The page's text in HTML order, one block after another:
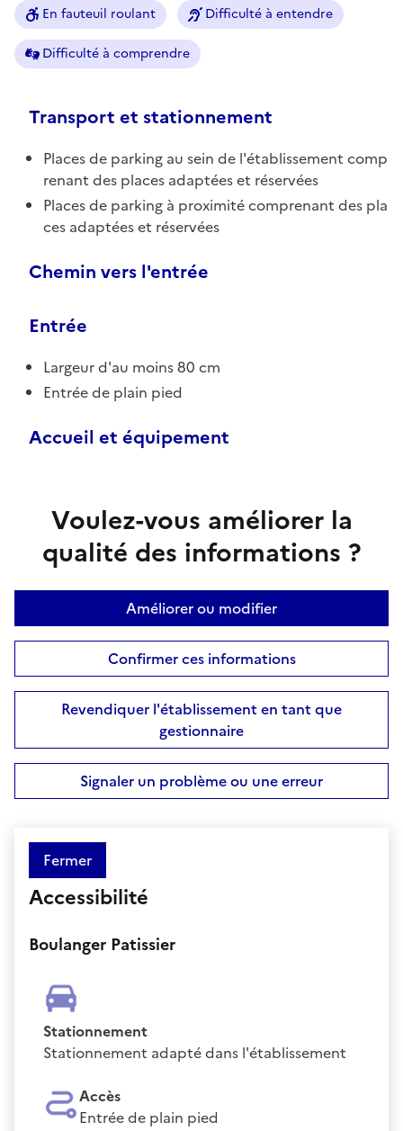
En fauteuil roulant Difficulté à entendre
Difficulté à comprendre
Transport et stationnement
Places de parking au sein de l'établissement comp
renant des places adaptées et réservées
Places de parking à proximité comprenant des pla
ces adaptées et réservées
Chemin vers l'entrée
Entrée
Largeur d'au moins 80 cm
Entrée de plain pied
Accueil et équipement
Voulez-vous améliorer la
qualité des informations ?
Améliorer ou modifier
Confirmer ces informations
Revendiquer l'établissement en tant que
gestionnaire
Signaler un problème ou une erreur
Fermer
Accessibilité
Boulanger Patissier
Stationnement
Stationnement adapté dans l'établissement
Accès
Entrée de plain pied